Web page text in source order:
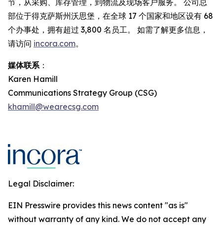
节，从采购、库存管理，到物流及现场客户服务。 公司总
部位于得克萨斯州沃思堡，在全球 17 个国家和地区设有 68
个办事处，拥有超过 3,800 名员工。 如需了解更多信息，
请访问 incora.com。
媒体联系：
Karen Hamill
Communications Strategy Group (CSG)
khamill@wearecsg.com
Legal Disclaimer:
EIN Presswire provides this news content "as is"
without warranty of any kind. We do not accept any